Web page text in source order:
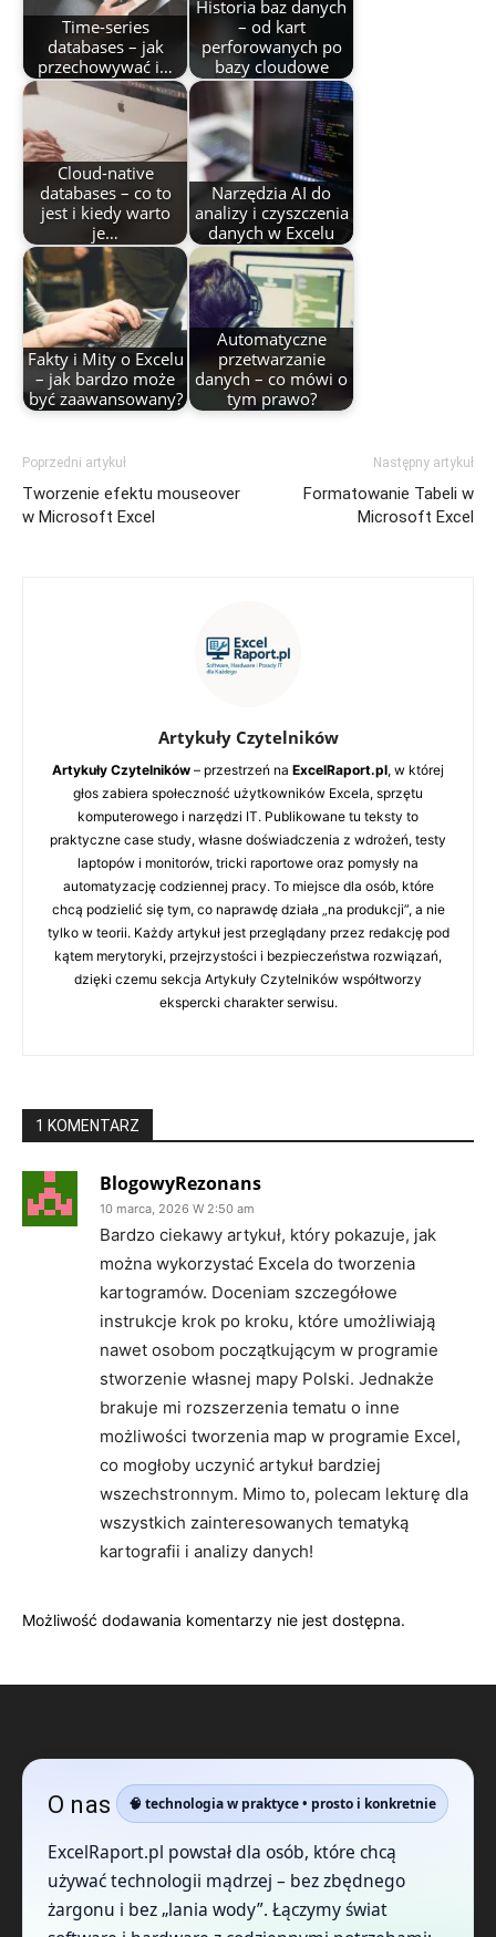
Time-series
databases – jak
przechowywać i…
Historia baz danych
– od kart
perforowanych po
bazy cloudowe
Cloud-native
databases – co to
jest i kiedy warto
je…
Narzędzia AI do
analizy i czyszczenia
danych w Excelu
Fakty i Mity o Excelu
– jak bardzo może
być zaawansowany?
Automatyczne
przetwarzanie
danych – co mówi o
tym prawo?
Poprzedni artykuł
Tworzenie efektu mouseover
w Microsoft Excel
Następny artykuł
Formatowanie Tabeli w
Microsoft Excel
Artykuły Czytelników
Artykuły Czytelników – przestrzeń na ExcelRaport.pl, w której
głos zabiera społeczność użytkowników Excela, sprzętu
komputerowego i narzędzi IT. Publikowane tu teksty to
praktyczne case study, własne doświadczenia z wdrożeń, testy
laptopów i monitorów, tricki raportowe oraz pomysły na
automatyzację codziennej pracy. To miejsce dla osób, które
chcą podzielić się tym, co naprawdę działa „na produkcji”, a nie
tylko w teorii. Każdy artykuł jest przeglądany przez redakcję pod
kątem merytoryki, przejrzystości i bezpieczeństwa rozwiązań,
dzięki czemu sekcja Artykuły Czytelników współtworzy
ekspercki charakter serwisu.
1 KOMENTARZ
BlogowyRezonans
10 marca, 2026 W 2:50 am
Bardzo ciekawy artykuł, który pokazuje, jak
można wykorzystać Excela do tworzenia
kartogramów. Doceniam szczegółowe
instrukcje krok po kroku, które umożliwiają
nawet osobom początkującym w programie
stworzenie własnej mapy Polski. Jednakże
brakuje mi rozszerzenia tematu o inne
możliwości tworzenia map w programie Excel,
co mogłoby uczynić artykuł bardziej
wszechstronnym. Mimo to, polecam lekturę dla
wszystkich zainteresowanych tematyką
kartografii i analizy danych!
Możliwość dodawania komentarzy nie jest dostępna.
O nas 🧠 technologia w praktyce • prosto i konkretnie
ExcelRaport.pl powstał dla osób, które chcą
używać technologii mądrzej – bez zbędnego
żargonu i bez „lania wody”. Łączymy świat